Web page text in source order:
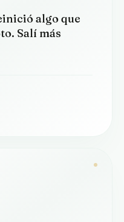
algo que
Salí más